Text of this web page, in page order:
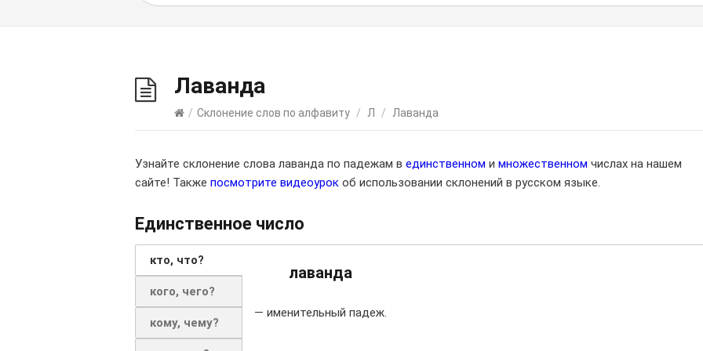
Лаванда
/ Склонение слов по алфавиту / Л / Лаванда
Узнайте склонение слова лаванда по падежам в единственном и множественном числах на нашем
сайте! Также посмотрите видеоурок об использовании склонений в русском языке.
Единственное число
кто, что?
кого, чего?
кому, чему?
лаванда
— именительный падеж.